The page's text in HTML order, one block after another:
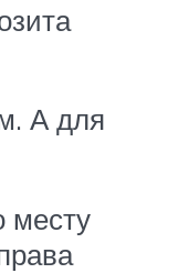
А для
месту